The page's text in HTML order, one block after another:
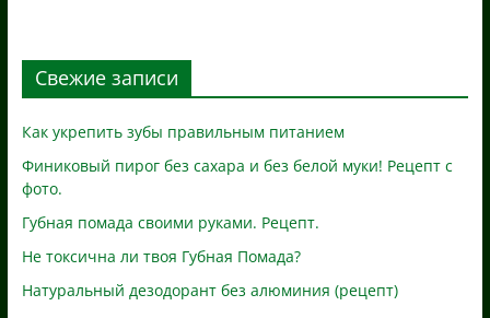
Свежие записи
Как укрепить зубы правильным питанием
Финиковый пирог без сахара и без белой муки! Рецепт с
фото.
Губная помада своими руками. Рецепт.
Не токсична ли твоя Губная Помада?
Натуральный дезодорант без алюминия (рецепт)